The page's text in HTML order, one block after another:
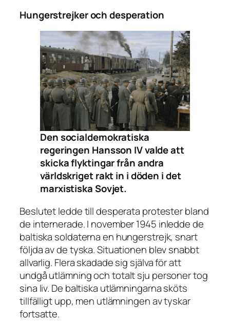
Hungerstrejker och desperation
Den socialdemokratiska
regeringen Hansson IV valde att
skicka flyktingar från andra
världskriget rakt in i döden i det
marxistiska Sovjet.
Beslutet ledde till desperata protester bland
de internerade. I november 1945 inledde de
baltiska soldaterna en hungerstrejk, snart
följda av de tyska. Situationen blev snabbt
allvarlig. Flera skadade sig själva för att
undgå utlämning och totalt sju personer tog
sina liv. De baltiska utlämningarna sköts
tillfälligt upp, men utlämningen av tyskar
fortsatte.